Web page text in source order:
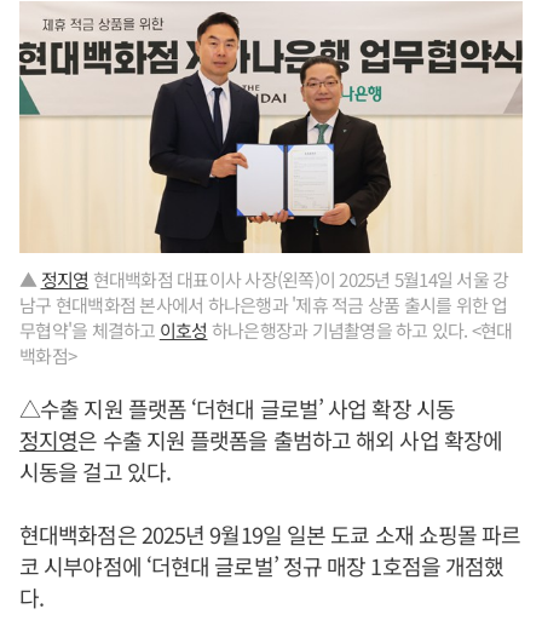
▲ 정지영 현대백화점 대표이사 사장(왼쪽)이 2025년 5월14일 서울 강
남구 현대백화점 본사에서 하나은행과 '제휴 적금 상품 출시를 위한 업
무협약'을 체결하고 이호성 하나은행장과 기념촬영을 하고 있다. <현대
백화점>
△수출 지원 플랫폼 ‘더현대 글로벌’ 사업 확장 시동
정지영은 수출 지원 플랫폼을 출범하고 해외 사업 확장에
시동을 걸고 있다.
현대백화점은 2025년 9월19일 일본 도쿄 소재 쇼핑몰 파르
코 시부야점에 ‘더현대 글로벌’ 정규 매장 1호점을 개점했
다.